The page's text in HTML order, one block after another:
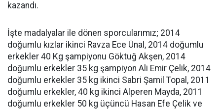
kazandı.
İşte madalyalar ile dönen sporcularımız; 2014
doğumlu kızlar ikinci Ravza Ece Ünal, 2014 doğumlu
erkekler 40 Kg şampiyonu Göktuğ Akşen, 2014
doğumlu erkekler 35 kg şampiyon Ali Emir Çelik, 2014
doğumlu erkekler 35 kg ikinci Sabri Şamil Topal, 2011
doğumlu erkekler, 40 kg ikinci Alperen Mayda, 2011
doğumlu erkekler 50 kg üçüncü Hasan Efe Çelik ve